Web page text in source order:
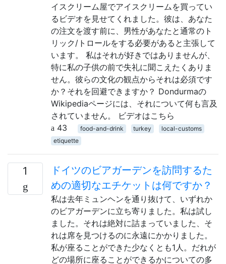
イスクリーム屋でアイスクリームを買ってい
るビデオを見せてくれました。彼は、あなた
の注文を渡す前に、男性があなたと通常のト
リック/トロールをする必要があると主張して
います。 私はそれが好きではありませんが、
特に私の子供の前で失礼に聞こえたくありま
せん。彼らの文化の観点からそれは必須です
か？それを回避できますか？ Dondurmaの
Wikipediaページには、それについて何も言及
されていません。 ビデオはこちら
43
food-and-drink turkey
local-customs
etiquette
1
ドイツのビアガーデンを訪問するた
めの適切なエチケットは何ですか？
私は去年ミュンヘンを通り抜けて、いずれか
のビアガーデンに立ち寄りました。私は試し
ました。それは絶対に詰まっていました、そ
れは席を見つけるのに永遠にかかりました。
私が座ることができた少なくとも1人。だれが
どの場所に座ることができるかについての多